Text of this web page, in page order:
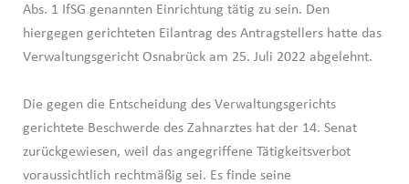
Abs. 1 IfSG genannten Einrichtung tätig zu sein. Den
hiergegen gerichteten Eilantrag des Antragstellers hatte das
Verwaltungsgericht Osnabrück am 25. Juli 2022 abgelehnt.
Die gegen die Entscheidung des Verwaltungsgerichts
gerichtete Beschwerde des Zahnarztes hat der 14. Senat
zurückgewiesen, weil das angegriffene Tätigkeitsverbot
voraussichtlich rechtmäßig sei. Es finde seine